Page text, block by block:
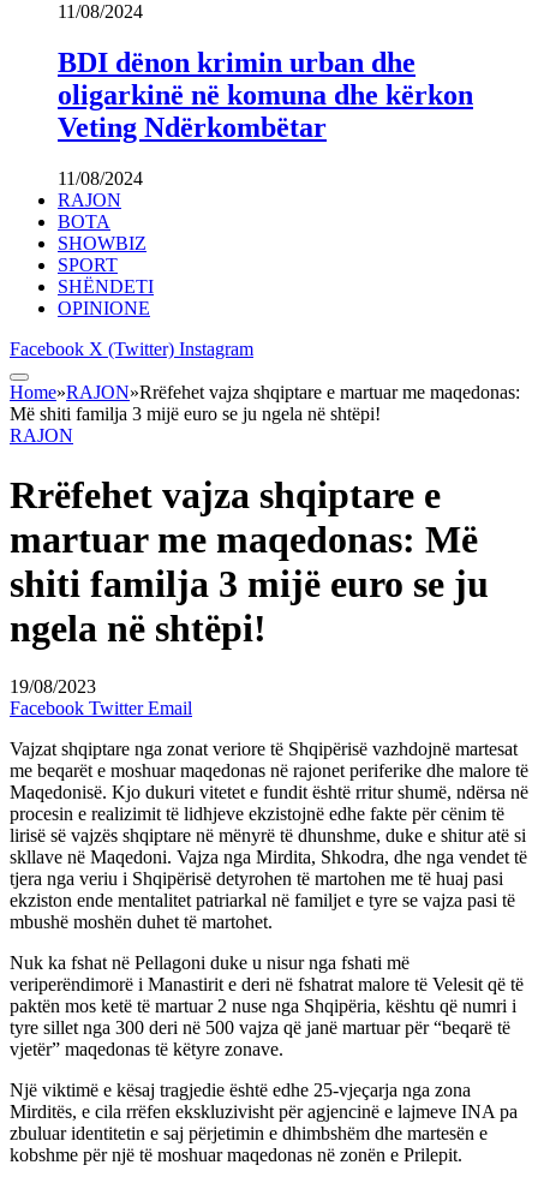
11/08/2024
BDI dënon krimin urban dhe
oligarkinë në komuna dhe kërkon
Veting Ndërkombëtar
11/08/2024
RAJON
BOTA
SHOWBIZ
SPORT
SHËNDETI
OPINIONE
Facebook X (Twitter) Instagram
Home»RAJON»Rrëfehet vajza shqiptare e martuar me maqedonas:
Më shiti familja 3 mijë euro se ju ngela në shtëpi!
RAJON
Rrëfehet vajza shqiptare e
martuar me maqedonas: Më
shiti familja 3 mijë euro se ju
ngela në shtëpi!
19/08/2023
Facebook Twitter Email
Vajzat shqiptare nga zonat veriore të Shqipërisë vazhdojnë martesat
me beqarët e moshuar maqedonas në rajonet periferike dhe malore të
Maqedonisë. Kjo dukuri vitetet e fundit është rritur shumë, ndërsa në
procesin e realizimit të lidhjeve ekzistojnë edhe fakte për cënim të
lirisë së vajzës shqiptare në mënyrë të dhunshme, duke e shitur atë si
skllave në Maqedoni. Vajza nga Mirdita, Shkodra, dhe nga vendet të
tjera nga veriu i Shqipërisë detyrohen të martohen me të huaj pasi
ekziston ende mentalitet patriarkal në familjet e tyre se vajza pasi të
mbushë moshën duhet të martohet.
Nuk ka fshat në Pellagoni duke u nisur nga fshati më
veriperëndimorë i Manastirit e deri në fshatrat malore të Velesit që të
paktën mos ketë të martuar 2 nuse nga Shqipëria, kështu që numri i
tyre sillet nga 300 deri në 500 vajza që janë martuar për “beqarë të
vjetër” maqedonas të këtyre zonave.
Një viktimë e kësaj tragjedie është edhe 25-vjeçarja nga zona
Mirditës, e cila rrëfen ekskluzivisht për agjencinë e lajmeve INA pa
zbuluar identitetin e saj përjetimin e dhimbshëm dhe martesën e
kobshme për një të moshuar maqedonas në zonën e Prilepit.